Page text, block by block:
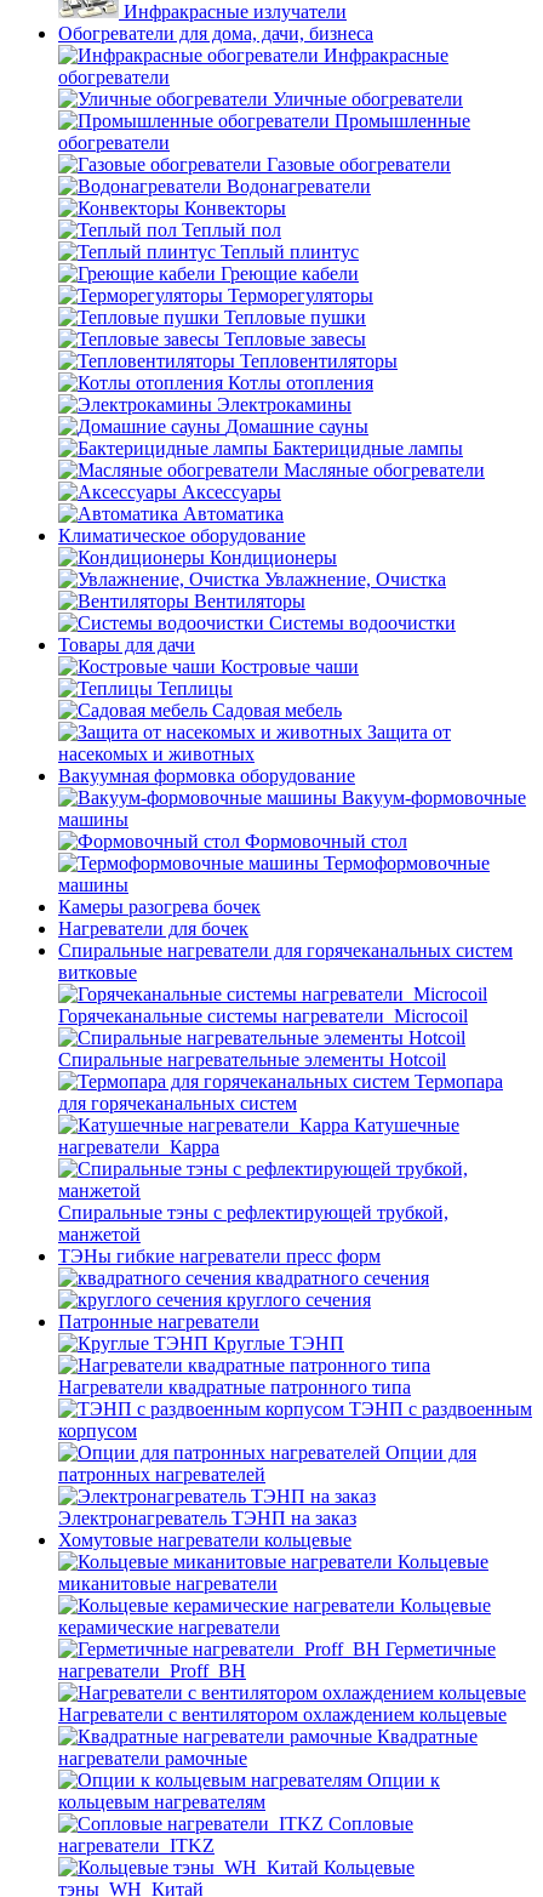
Инфракрасные излучатели
Обогреватели для дома, дачи, бизнеса
Инфракрасные
обогреватели
Уличные обогреватели
Промышленные
обогреватели
Газовые обогреватели
Водонагреватели
Конвекторы
Теплый пол
Теплый плинтус
Греющие кабели
Терморегуляторы
Тепловые пушки
Тепловые завесы
Тепловентиляторы
Котлы отопления
Электрокамины
Домашние сауны
Бактерицидные лампы
Масляные обогреватели
Аксессуары
Автоматика
Климатическое оборудование
Кондиционеры
Увлажнение, Очистка
Вентиляторы
Системы водоочистки
Товары для дачи
Костровые чаши
Теплицы
Садовая мебель
Защита от
насекомых и животных
Вакуумная формовка оборудование
Вакуум-формовочные
машины
Формовочный стол
Термоформовочные
машины
Камеры разогрева бочек
Нагреватели для бочек
Спиральные нагреватели для горячеканальных систем
витковые
Горячеканальные системы нагреватели_Microcoil
Спиральные нагревательные элементы Hotcoil
Термопара
для горячеканальных систем
Катушечные
нагреватели_Карра
Спиральные тэны с рефлектирующей трубкой,
манжетой
ТЭНы гибкие нагреватели пресс форм
квадратного сечения
круглого сечения
Патронные нагреватели
Круглые ТЭНП
Нагреватели квадратные патронного типа
ТЭНП с раздвоенным
корпусом
Опции для
патронных нагревателей
Электронагреватель ТЭНП на заказ
Хомутовые нагреватели кольцевые
Кольцевые
миканитовые нагреватели
Кольцевые
керамические нагреватели
Герметичные
нагреватели_Proff_BH
Нагреватели с вентилятором охлаждением кольцевые
Квадратные
нагреватели рамочные
Опции к
кольцевым нагревателям
Cопловые
нагреватели_ITKZ
Кольцевые
тэны_WH_Китай